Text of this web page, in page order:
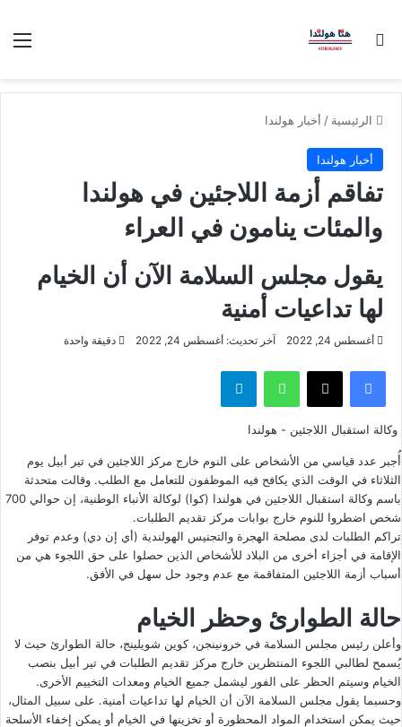
بحث عن
الرئيسية / أخبار هولندا
أخبار هولندا
تفاقم أزمة اللاجئين في هولندا
والمئات ينامون في العراء
يقول مجلس السلامة الآن أن الخيام
لها تداعيات أمنية
أغسطس 24, 2022 آخر تحديث: أغسطس 24, 2022 دقيقة واحدة
فيسبوك ‫X واتساب تيلقرام
وكالة استقبال اللاجئين - هولندا
أُجبر عدد قياسي من الأشخاص على النوم خارج مركز اللاجئين في تير أبيل يوم
الثلاثاء في الوقت الذي يكافح فيه الموظفون للتعامل مع الطلب. وقالت متحدثة
باسم وكالة استقبال اللاجئين في هولندا (كوا) لوكالة الأنباء الوطنية، إن حوالي 700
شخص اضطروا للنوم خارج بوابات مركز تقديم الطلبات.
تراكم الطلبات لدى مصلحة الهجرة والتجنيس الهولندية (أي إن دي) وعدم توفر
الإقامة في أجزاء أخرى من البلاد للأشخاص الذين حصلوا على حق اللجوء هي من
أسباب أزمة اللاجئين المتفاقمة مع عدم وجود حل سهل في الأفق.
حالة الطوارئ وحظر الخيام
وأعلن رئيس مجلس السلامة في خرونينجن، كوين شويلينج، حالة الطوارئ حيث لا
يُسمح لطالبي اللجوء المنتظرين خارج مركز تقديم الطلبات في تير أبيل بنصب
الخيام وسيتم الحظر على الفور ليشمل جميع الخيام ومعدات التخييم الأخرى.
وحسبما يقول مجلس السلامة الآن أن الخيام لها تداعيات أمنية. على سبيل المثال،
حيث يمكن استخدام المواد المحظورة أو تخزينها في الخيام أو يمكن إخفاء الأسلحة